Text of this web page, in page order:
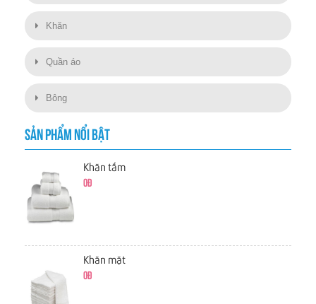
Khăn
Quần áo
Bông
SẢN PHẨM NỔI BẬT
Khăn tắm
0đ
Khăn mặt
0đ